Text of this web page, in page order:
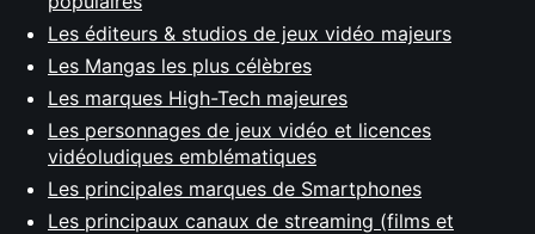
Les éditeurs & studios de jeux vidéo majeurs
Les Mangas les plus célèbres
Les marques High-Tech majeures
Les personnages de jeux vidéo et licences
vidéoludiques emblématiques
Les principales marques de Smartphones
Les principaux canaux de streaming (films et